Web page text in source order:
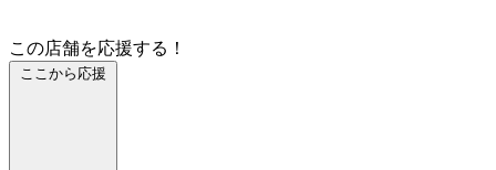
この店舗を応援する！
ここから応援